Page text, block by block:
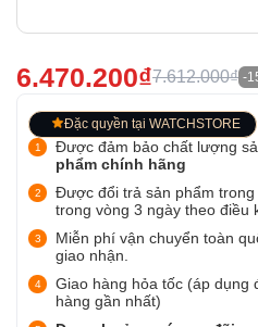
6.470.200₫7.612.000₫ -
Đặc quyền tại WATCHSTORE
Được đảm bảo chất lượng
phẩm chính hãng
Được đổi trả sản phẩm
trong vòng 3 ngày theo điều
Miễn phí vận chuyển toàn
giao nhận.
Giao hàng hỏa tốc (áp dụng
hàng gần nhất)